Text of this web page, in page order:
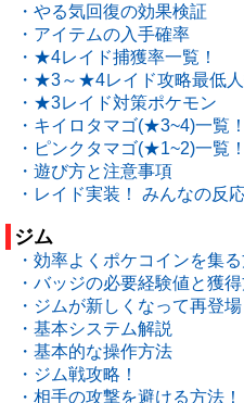
・やる気回復の効果検証
・アイテムの入手確率
・★4レイド捕獲率一覧！
・★3～★4レイド攻略最低
・★3レイド対策ポケモン
・キイロタマゴ(★3~4)一覧！
・ピンクタマゴ(★1~2)一覧！
・遊び方と注意事項
・レイド実装！ みんなの反
ジム
・効率よくポケコインを集
・バッジの必要経験値と獲
・ジムが新しくなって再登場
・基本システム解説
・基本的な操作方法
・ジム戦攻略！
・相手の攻撃を避ける方法！